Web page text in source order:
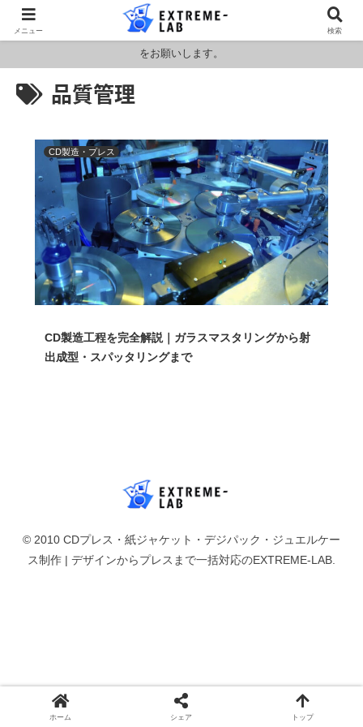
ロシア・ウクライナおよびアメリカ・イランの情勢により燃料および原料
価格が高騰しております。HPの金額と料金が異なりますのでお見積もり
をお願いします。
品質管理
CD製造・プレス
CD製造工程を完全解説｜ガラスマスタリングから射
出成型・スパッタリングまで
© 2010 CDプレス・紙ジャケット・デジパック・ジュエルケー
ス制作 | デザインからプレスまで一括対応のEXTREME-LAB.
メニュー 検索
ホーム シェア トップ